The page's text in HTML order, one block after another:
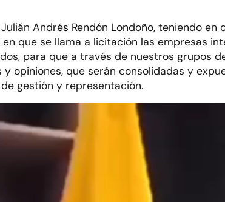
Andrés Rendón Londoño, teniendo
que se llama a licitación las empresas
para que a través de nuestros grupos
opiniones, que serán consolidadas y
gestión y representación.